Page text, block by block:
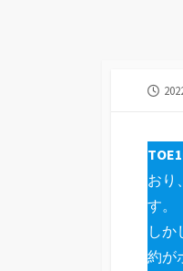
公
おり
す。
しか
約が